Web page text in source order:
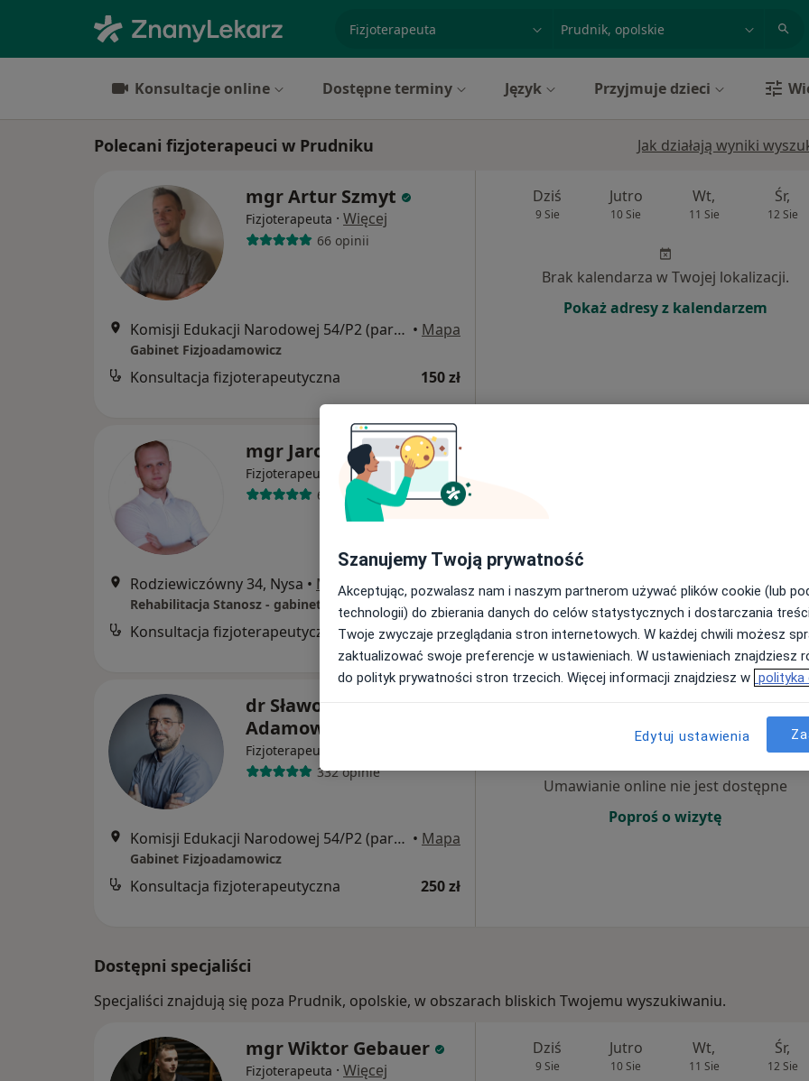
Konsultacje online Dostępne terminy Język Przyjmuje dzieci
Polecani fizjoterapeuci w Prudniku Jak działają wyniki
mgr Artur Szmyt
Fizjoterapeuta · Więcej
66 opinii
Komisji Edukacji Narodowej 54/P2 (parter), Nysa • Mapa
Gabinet Fizjoadamowicz
Konsultacja fizjoterapeutyczna 150 zł
Dziś
9 Sie
Jutro
10 Sie
Wt,
11 Sie
Śr,
12 Sie
Brak kalendarza w Twojej lokalizacji.
Pokaż adresy z kalendarzem
mgr Jarosław Stanosz
Fizjoterapeuta Więcej
62 opinie
Rodziewiczówny 34, Nysa • Mapa
Rehabilitacja Stanosz - gabinet fizjoterapii i masażu w Nysie
Konsultacja fizjoterapeutyczna 180 zł
dr Sławomir
Adamowicz
Fizjoterapeuta, Osteopata
332 opinie
Komisji Edukacji Narodowej 54/P2 (parter), Nysa • Mapa
Gabinet Fizjoadamowicz
Konsultacja fizjoterapeutyczna 250 zł
12 Sie
Umawianie online nie jest dostępne
Poproś o wizytę
Dostępni specjaliści
Specjaliści znajdują się poza Prudnik, opolskie, w obszarach bliskich Twojemu wyszukiwaniu.
mgr Wiktor Gebauer
Fizjoterapeuta · Więcej
Dziś
9 Sie
Jutro
10 Sie
Wt,
11 Sie
Śr,
12 Sie
Szanujemy Twoją prywatność
Akceptując, pozwalasz nam i naszym partnerom używać plików cookie (lub
technologii) do zbierania danych do celów statystycznych i dostarczania
Twoje zwyczaje przeglądania stron internetowych. W każdej chwili możesz
zaktualizować swoje preferencje w ustawieniach. W ustawieniach znajdziesz
do polityk prywatności stron trzecich. Więcej informacji znajdziesz w polityka
Edytuj ustawienia